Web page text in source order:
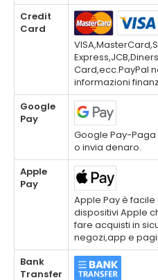
Credit
Card
Card,ecc.PayPal
informazioni
Google
Pay
Google Pay-
o invia denaro.
Apple
Pay
Apple Pay è
dispositivi Apple
fare acquisti in
negozi,app e
Bank
Transfer